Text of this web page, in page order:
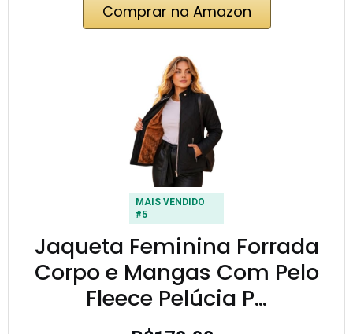
Comprar na Amazon
MAIS VENDIDO
#5
Jaqueta Feminina Forrada
Corpo e Mangas Com Pelo
Fleece Pelúcia P…